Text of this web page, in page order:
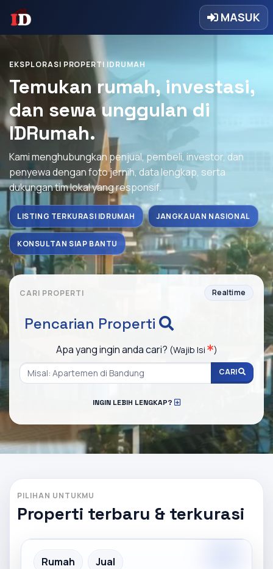
MASUK
EKSPLORASI PROPERTI IDRUMAH
Temukan rumah, investasi,
dan sewa unggulan di
IDRumah.
Kami menghubungkan penjual, pembeli, investor, dan
penyewa dengan foto jernih, data lengkap, serta
dukungan tim lokal yang responsif.
LISTING TERKURASI IDRUMAH JANGKAUAN NASIONAL
KONSULTAN SIAP BANTU
CARI PROPERTI Realtime
Pencarian Properti
Apa yang ingin anda cari? (Wajib Isi )
CARI
INGIN LEBIH LENGKAP?
PILIHAN UNTUKMU
Properti terbaru & terkurasi
Partner Ad
Rumah Jual